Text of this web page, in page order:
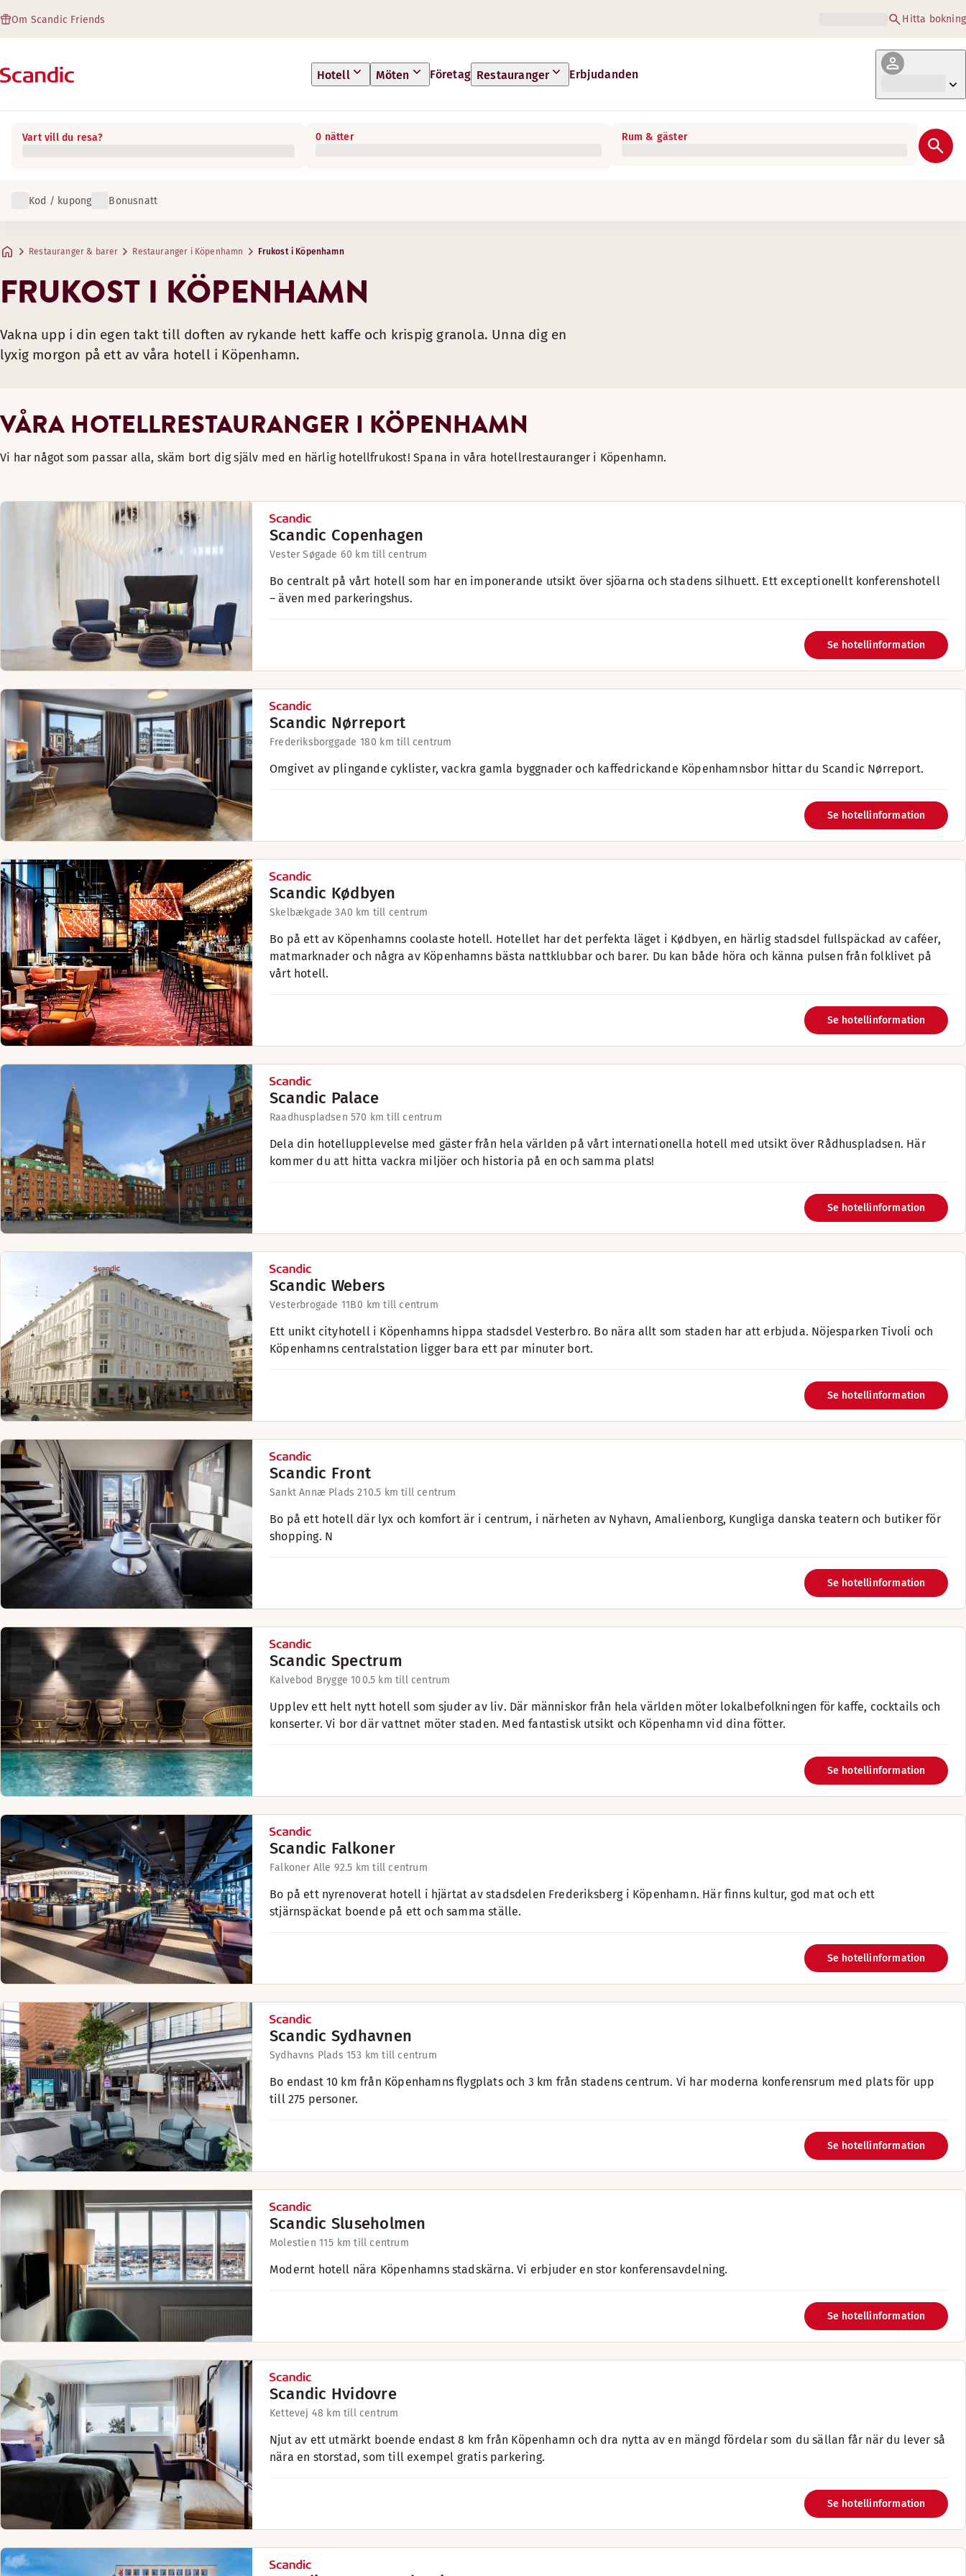
Om Scandic Friends Hitta bokning
Hotell Möten Företag Restauranger Erbjudanden
Vart vill du resa? 0 nätter Rum & gäster
Kod / kupong Bonusnatt
Restauranger & barer Restauranger i Köpenhamn Frukost i Köpenhamn
FRUKOST I KÖPENHAMN
Vakna upp i din egen takt till doften av rykande hett kaffe och krispig granola. Unna dig en
lyxig morgon på ett av våra hotell i Köpenhamn.
VÅRA HOTELLRESTAURANGER I KÖPENHAMN
Vi har något som passar alla, skäm bort dig själv med en härlig hotellfrukost! Spana in våra hotellrestauranger i Köpenhamn.
Scandic Copenhagen
Vester Søgade 60 km till centrum
Bo centralt på vårt hotell som har en imponerande utsikt över sjöarna och stadens silhuett. Ett exceptionellt konferenshotell
– även med parkeringshus.
Se hotellinformation
Scandic Nørreport
Frederiksborggade 180 km till centrum
Omgivet av plingande cyklister, vackra gamla byggnader och kaffedrickande Köpenhamnsbor hittar du Scandic Nørreport.
Se hotellinformation
Scandic Kødbyen
Skelbækgade 3A0 km till centrum
Bo på ett av Köpenhamns coolaste hotell. Hotellet har det perfekta läget i Kødbyen, en härlig stadsdel fullspäckad av caféer,
matmarknader och några av Köpenhamns bästa nattklubbar och barer. Du kan både höra och känna pulsen från folklivet på
vårt hotell.
Se hotellinformation
Scandic Palace
Raadhuspladsen 570 km till centrum
Dela din hotellupplevelse med gäster från hela världen på vårt internationella hotell med utsikt över Rådhuspladsen. Här
kommer du att hitta vackra miljöer och historia på en och samma plats!
Se hotellinformation
Scandic Webers
Vesterbrogade 11B0 km till centrum
Ett unikt cityhotell i Köpenhamns hippa stadsdel Vesterbro. Bo nära allt som staden har att erbjuda. Nöjesparken Tivoli och
Köpenhamns centralstation ligger bara ett par minuter bort.
Se hotellinformation
Scandic Front
Sankt Annæ Plads 210.5 km till centrum
Bo på ett hotell där lyx och komfort är i centrum, i närheten av Nyhavn, Amalienborg, Kungliga danska teatern och butiker för
shopping. N
Se hotellinformation
Scandic Spectrum
Kalvebod Brygge 100.5 km till centrum
Upplev ett helt nytt hotell som sjuder av liv. Där människor från hela världen möter lokalbefolkningen för kaffe, cocktails och
konserter. Vi bor där vattnet möter staden. Med fantastisk utsikt och Köpenhamn vid dina fötter.
Se hotellinformation
Scandic Falkoner
Falkoner Alle 92.5 km till centrum
Bo på ett nyrenoverat hotell i hjärtat av stadsdelen Frederiksberg i Köpenhamn. Här finns kultur, god mat och ett
stjärnspäckat boende på ett och samma ställe.
Se hotellinformation
Scandic Sydhavnen
Sydhavns Plads 153 km till centrum
Bo endast 10 km från Köpenhamns flygplats och 3 km från stadens centrum. Vi har moderna konferensrum med plats för upp
till 275 personer.
Se hotellinformation
Scandic Sluseholmen
Molestien 115 km till centrum
Modernt hotell nära Köpenhamns stadskärna. Vi erbjuder en stor konferensavdelning.
Se hotellinformation
Scandic Hvidovre
Kettevej 48 km till centrum
Njut av ett utmärkt boende endast 8 km från Köpenhamn och dra nytta av en mängd fördelar som du sällan får när du lever så
nära en storstad, som till exempel gratis parkering.
Se hotellinformation